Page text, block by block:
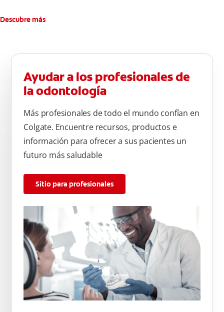
Descubre más
Ayudar a los profesionales de
la odontología
Más profesionales de todo el mundo confían en
Colgate. Encuentre recursos, productos e
información para ofrecer a sus pacientes un
futuro más saludable
Sitio para profesionales